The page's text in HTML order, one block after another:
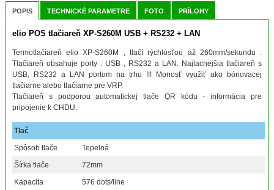
POPIS TECHNICKÉ PARAMETRE FOTO PRÍLOHY
elio POS tlačiareň XP-S260M USB + RS232 + LAN
Termotlačiareň elio XP-S260M , tlačí rýchlosťou až 260mm/sekundu .
Tlačiareň obsahuje porty : USB , RS232 a LAN. Najlacnejšia tlačiareň s
USB, RS232 a LAN portom na trhu !!! Monosť využiť ako bónovacej
tlačiarne alebo tlačiarne pre VRP.
Tlačiareň s podporou automatickej tlače QR kódu - informácia pre
pripojenie k CHDU.
Tlač
Spôsob tlače
Tepelná
Šírka tlače
72mm
Kapacita
576 dots/line